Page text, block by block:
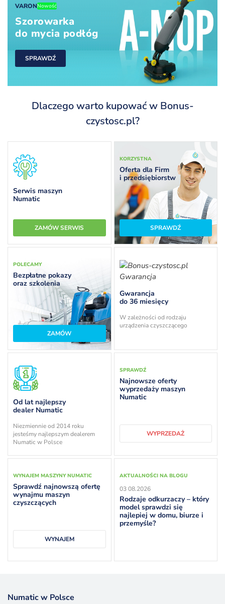
VARONNowość
Szorowarka
do mycia podłóg
SPRAWDŹ
Dlaczego warto kupować w Bonus-
czystosc.pl?
Serwis maszyn
Numatic
ZAMÓW SERWIS
KORZYSTNA
Oferta dla Firm
i przedsiębiorstw
SPRAWDŹ
POLECAMY
Bezpłatne pokazy
oraz szkolenia
ZAMÓW
Gwarancja
do 36 miesięcy
W zależności od rodzaju
urządzenia czyszczącego
Od lat najlepszy
dealer Numatic
Niezmiennie od 2014 roku
jesteśmy najlepszym dealerem
Numatic w Polsce
SPRAWDŹ
Najnowsze oferty
wyprzedaży maszyn
Numatic
WYPRZEDAŻ
WYNAJEM MASZYNY NUMATIC
Sprawdź najnowszą ofertę
wynajmu maszyn
czyszczących
WYNAJEM
AKTUALNOŚCI NA BLOGU
03 08.2026
Rodzaje odkurzaczy – który
model sprawdzi się
najlepiej w domu, biurze i
przemyśle?
Numatic w Polsce